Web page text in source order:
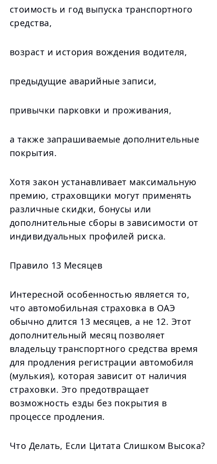
стоимость и год выпуска транспортного
средства,
возраст и история вождения водителя,
предыдущие аварийные записи,
привычки парковки и проживания,
а также запрашиваемые дополнительные
покрытия.
Хотя закон устанавливает максимальную
премию, страховщики могут применять
различные скидки, бонусы или
дополнительные сборы в зависимости от
индивидуальных профилей риска.
Правило 13 Месяцев
Интересной особенностью является то,
что автомобильная страховка в ОАЭ
обычно длится 13 месяцев, а не 12. Этот
дополнительный месяц позволяет
владельцу транспортного средства время
для продления регистрации автомобиля
(мулькия), которая зависит от наличия
страховки. Это предотвращает
возможность езды без покрытия в
процессе продления.
Что Делать, Если Цитата Слишком Высока?